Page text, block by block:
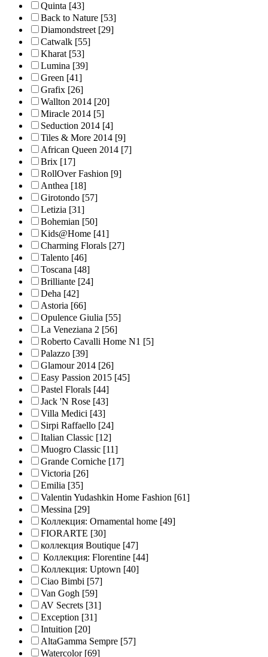
Quinta [43]
Back to Nature [53]
Diamondstreet [29]
Catwalk [55]
Kharat [53]
Lumina [39]
Green [41]
Grafix [26]
Wallton 2014 [20]
Miracle 2014 [5]
Seduction 2014 [4]
Tiles & More 2014 [9]
African Queen 2014 [7]
Brix [17]
RollOver Fashion [9]
Anthea [18]
Girotondo [57]
Letizia [31]
Bohemian [50]
Kids@Home [41]
Charming Florals [27]
Talento [46]
Toscana [48]
Brilliante [24]
Deha [42]
Astoria [66]
Opulence Giulia [55]
La Veneziana 2 [56]
Roberto Cavalli Home N1 [5]
Palazzo [39]
Glamour 2014 [26]
Easy Passion 2015 [45]
Pastel Florals [44]
Jack 'N Rose [43]
Villa Medici [43]
Sirpi Raffaello [24]
Italian Classic [12]
Muogro Сlassic [11]
Grande Corniche [17]
Victoria [26]
Emilia [35]
Valentin Yudashkin Home Fashion [61]
Messina [29]
Коллекция: Ornamental home [49]
FIORARTE [30]
коллекция Boutique [47]
Коллекция: Florentine [44]
Коллекция: Uptown [40]
Ciao Bimbi [57]
Van Gogh [59]
AV Secrets [31]
Exception [31]
Intuition [20]
AltaGamma Sempre [57]
Watercolor [69]